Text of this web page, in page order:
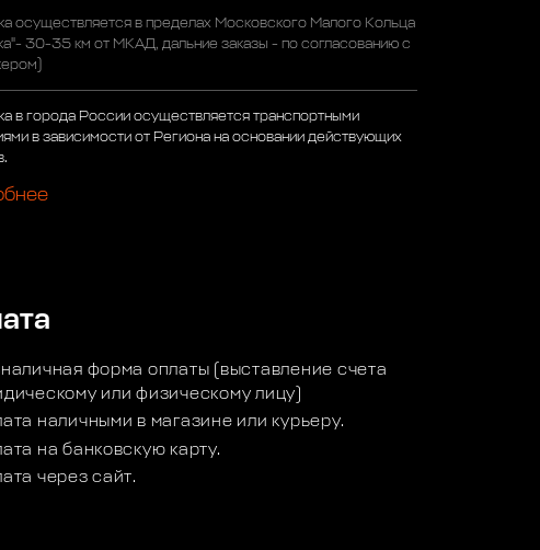
осуществляется в пределах Московского Малого Кольца
30-35 км от МКАД, дальние заказы - по согласованию с
в города России осуществляется транспортными
в зависимости от Региона на основании действующих
форма оплаты (выставление счета
или физическому лицу)
наличными в магазине или курьеру.
на банковскую карту.
через сайт.